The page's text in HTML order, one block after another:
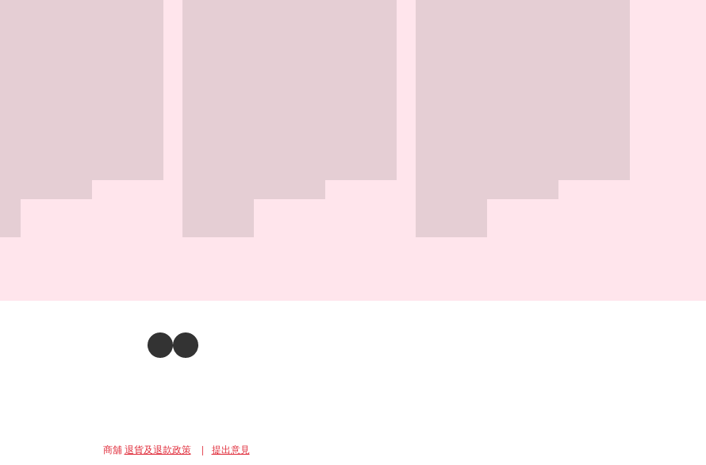
商舖 退貨及退款政策 提出意見